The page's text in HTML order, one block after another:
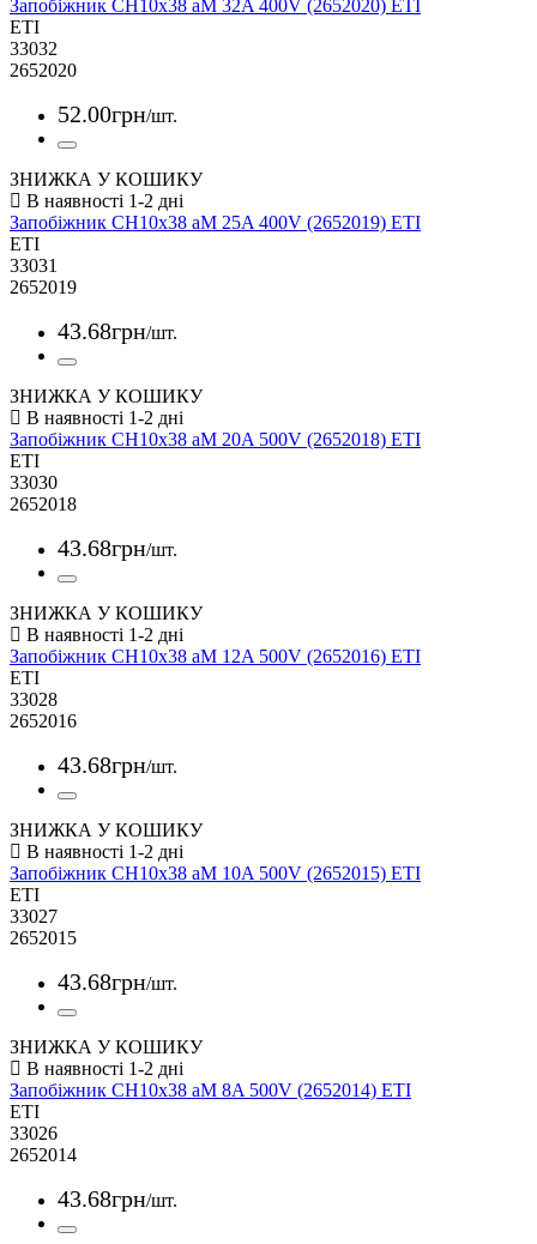
Запобіжник CH10x38 aM 32A 400V (2652020) ETI
ETI
33032
2652020
52.00грн/шт.
ЗНИЖКА У КОШИКУ
Запобіжник CH10x38 aM 25A 400V (2652019) ETI
ETI
33031
2652019
43.68грн/шт.
ЗНИЖКА У КОШИКУ
Запобіжник CH10x38 aM 20A 500V (2652018) ETI
ETI
33030
2652018
43.68грн/шт.
ЗНИЖКА У КОШИКУ
Запобіжник CH10x38 aM 12A 500V (2652016) ETI
ETI
33028
2652016
43.68грн/шт.
ЗНИЖКА У КОШИКУ
Запобіжник CH10x38 aM 10A 500V (2652015) ETI
ETI
33027
2652015
43.68грн/шт.
ЗНИЖКА У КОШИКУ
Запобіжник CH10x38 aM 8A 500V (2652014) ETI
ETI
33026
2652014
43.68грн/шт.